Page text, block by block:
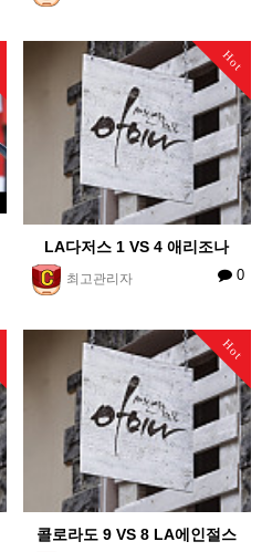
Hot
LA다저스 1 VS 4 애리조나
최고관리자 0
Hot
콜로라도 9 VS 8 LA에인절스